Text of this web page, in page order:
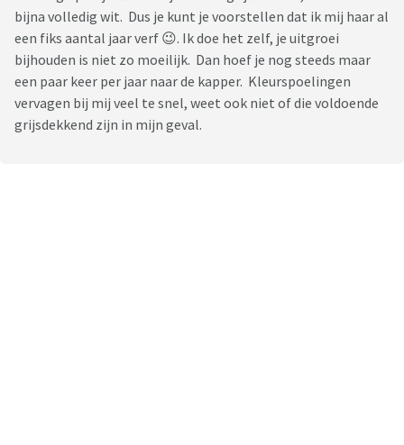
bijna volledig wit. Dus je kunt je voorstellen dat ik mij haar al
een fiks aantal jaar verf 😉. Ik doe het zelf, je uitgroei
bijhouden is niet zo moeilijk. Dan hoef je nog steeds maar
een paar keer per jaar naar de kapper. Kleurspoelingen
vervagen bij mij veel te snel, weet ook niet of die voldoende
grijsdekkend zijn in mijn geval.